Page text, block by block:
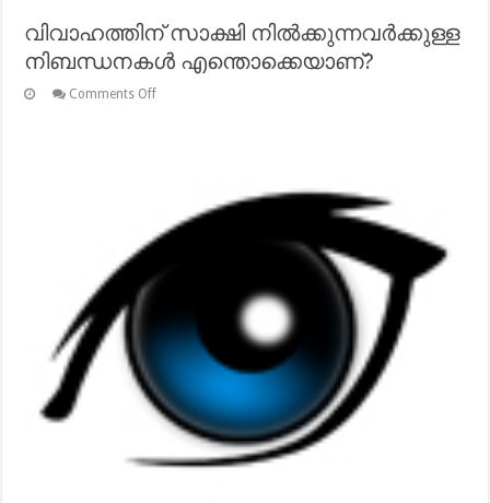
വിവാഹത്തിന് സാക്ഷി നില്‍ക്കുന്നവര്‍ക്കുള്ള
നിബന്ധനകള്‍ എന്തൊക്കെയാണ്?
Comments Offon